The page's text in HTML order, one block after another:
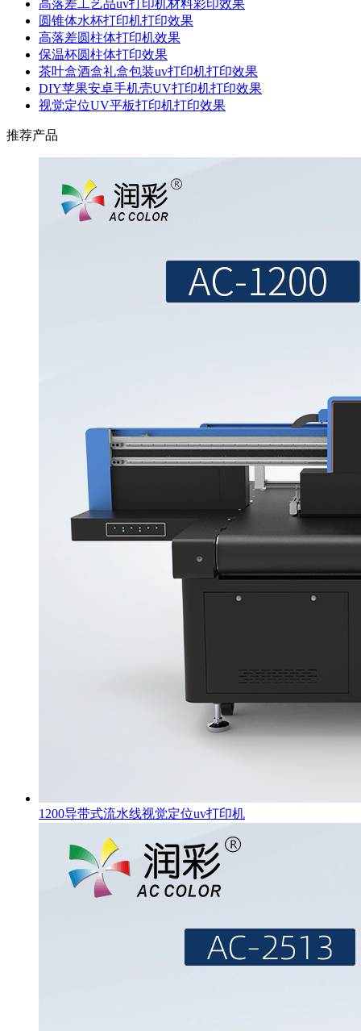
高落差工艺品uv打印机材料彩印效果
圆锥体水杯打印机打印效果
高落差圆柱体打印机效果
保温杯圆柱体打印效果
茶叶盒酒盒礼盒包装uv打印机打印效果
DIY苹果安卓手机壳UV打印机打印效果
视觉定位UV平板打印机打印效果
推荐产品
1200导带式流水线视觉定位uv打印机